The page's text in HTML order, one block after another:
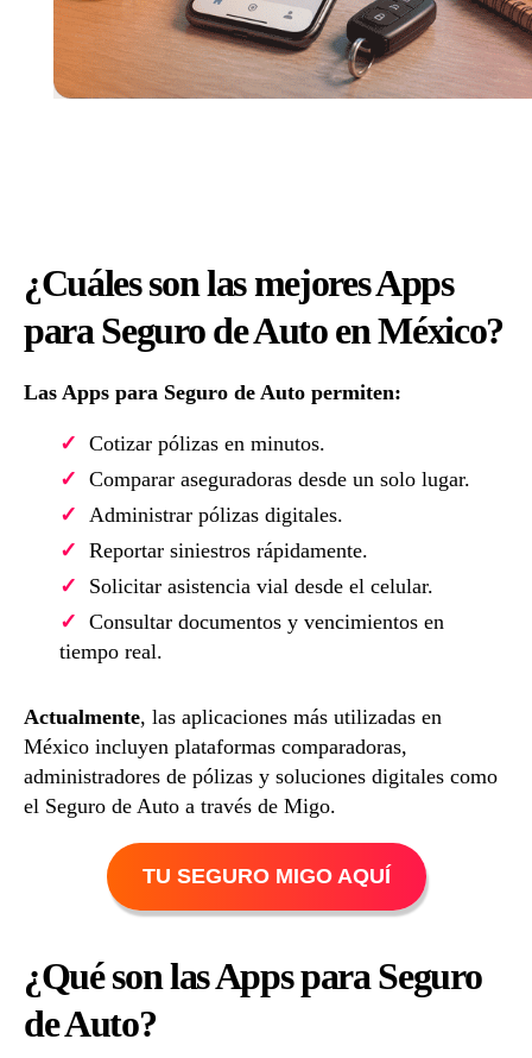
¿Cuáles son las mejores Apps
para Seguro de Auto en México?
Las Apps para Seguro de Auto permiten:
Cotizar pólizas en minutos.
Comparar aseguradoras desde un solo lugar.
Administrar pólizas digitales.
Reportar siniestros rápidamente.
Solicitar asistencia vial desde el celular.
Consultar documentos y vencimientos en
tiempo real.
Actualmente, las aplicaciones más utilizadas en
México incluyen plataformas comparadoras,
administradores de pólizas y soluciones digitales como
el Seguro de Auto a través de Migo.
TU SEGURO MIGO AQUÍ
¿Qué son las Apps para Seguro
de Auto?